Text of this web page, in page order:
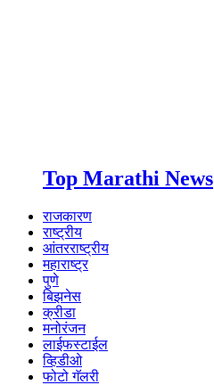
Top Marathi News
राजकारण
राष्ट्रीय
आंतरराष्ट्रीय
महाराष्ट्र
पुणे
बिझनेस
क्रीडा
मनोरंजन
लाईफस्टाईल
व्हिडीओ
फोटो गॅलरी